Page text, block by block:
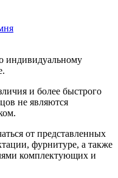
индивидуальному
и более быстрого
не являются
от представленных
фурнитуре, а также
комплектующих и